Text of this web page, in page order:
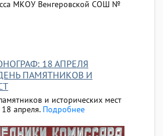
МКОУ Венгеровской СОШ №
18 АПРЕЛЯ
ПАМЯТНИКОВ И
и исторических мест
апреля. Подробнее